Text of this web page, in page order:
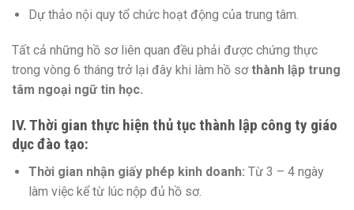
Dự thảo nội quy tổ chức hoạt động của trung tâm.
Tất cả những hồ sơ liên quan đều phải được chứng thực
trong vòng 6 tháng trở lại đây khi làm hồ sơthành lập trung
tâm ngoại ngữ tin học.
IV. Thời gian thực hiện thủ tục thành lập công ty giáo
dục đào tạo:
Thời gian nhận giấy phép kinh doanh: Từ 3 – 4 ngày
làm việc kể từ lúc nộp đủ hồ sơ.